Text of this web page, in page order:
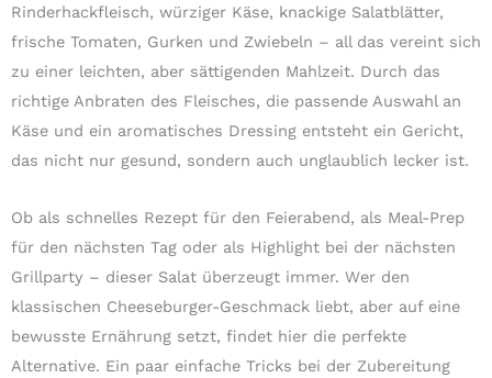
Rinderhackfleisch, würziger Käse, knackige Salatblätter,
frische Tomaten, Gurken und Zwiebeln – all das vereint sich
zu einer leichten, aber sättigenden Mahlzeit. Durch das
richtige Anbraten des Fleisches, die passende Auswahl an
Käse und ein aromatisches Dressing entsteht ein Gericht,
das nicht nur gesund, sondern auch unglaublich lecker ist.
Ob als schnelles Rezept für den Feierabend, als Meal-Prep
für den nächsten Tag oder als Highlight bei der nächsten
Grillparty – dieser Salat überzeugt immer. Wer den
klassischen Cheeseburger-Geschmack liebt, aber auf eine
bewusste Ernährung setzt, findet hier die perfekte
Alternative. Ein paar einfache Tricks bei der Zubereitung